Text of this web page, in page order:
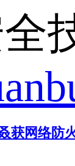
获网络防